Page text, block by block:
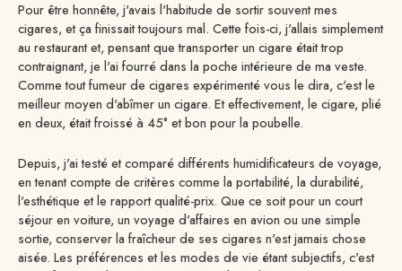
Pour être honnête, j'avais l'habitude de sortir souvent mes
cigares, et ça finissait toujours mal. Cette fois-ci, j'allais simplement
au restaurant et, pensant que transporter un cigare était trop
contraignant, je l'ai fourré dans la poche intérieure de ma veste.
Comme tout fumeur de cigares expérimenté vous le dira, c'est le
meilleur moyen d'abîmer un cigare. Et effectivement, le cigare, plié
en deux, était froissé à 45° et bon pour la poubelle.
Depuis, j'ai testé et comparé différents humidificateurs de voyage,
en tenant compte de critères comme la portabilité, la durabilité,
l'esthétique et le rapport qualité-prix. Que ce soit pour un court
séjour en voiture, un voyage d'affaires en avion ou une simple
sortie, conserver la fraîcheur de ses cigares n'est jamais chose
aisée. Les préférences et les modes de vie étant subjectifs, c'est